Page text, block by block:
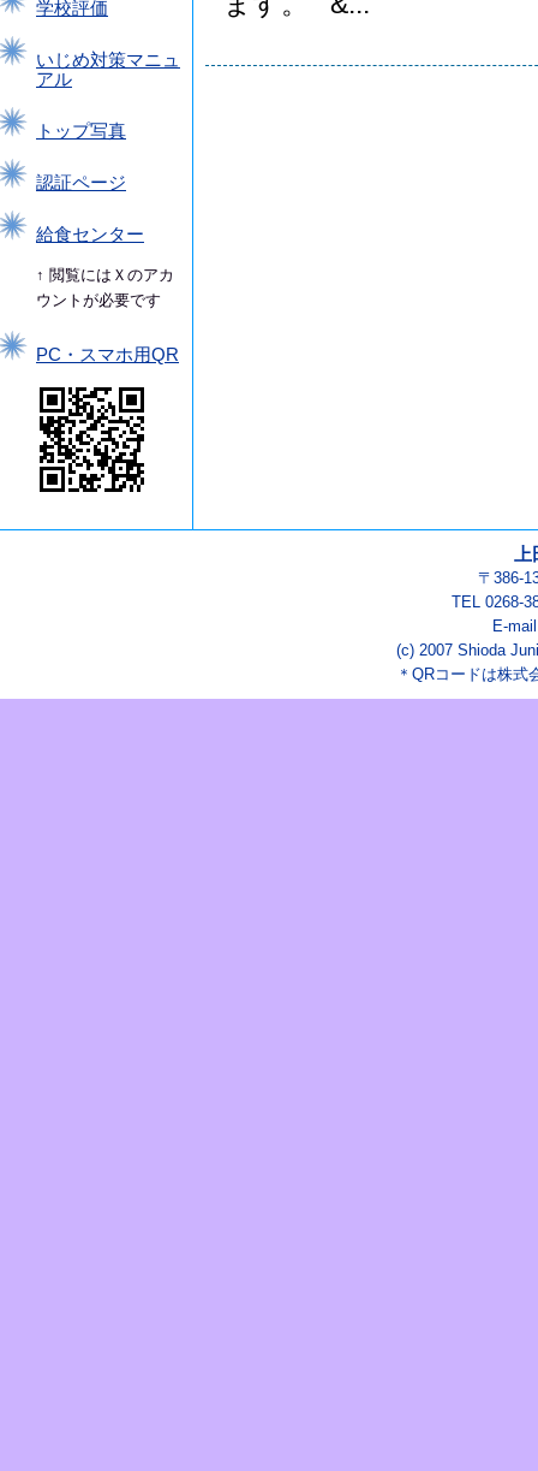
学校評価
いじめ対策マニュ
アル
トップ写真
認証ページ
給食センター
↑ 閲覧にはＸのアカ
ウントが必要です
PC・スマホ用QR
〒386-
TEL 0268-
E-
(c) 2007 Shioda
＊QRコードは株式